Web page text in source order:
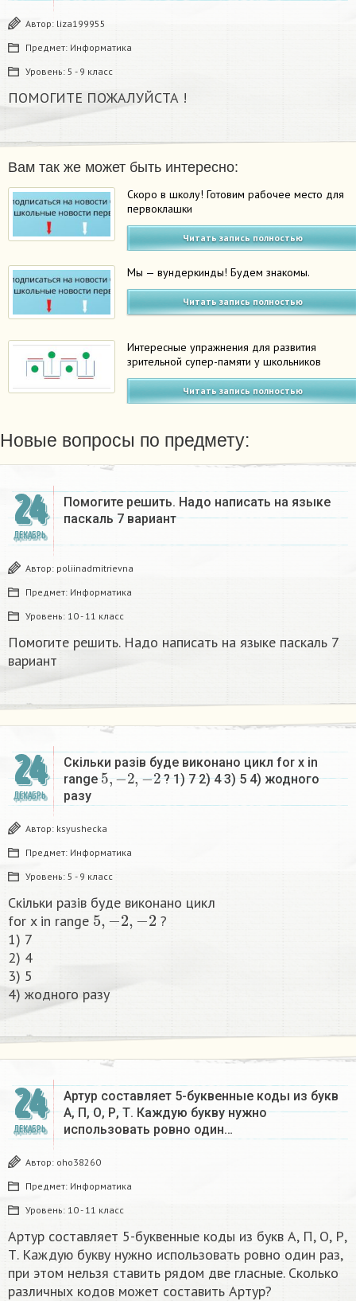
Автор: liza199955
Предмет: Информатика
Уровень: 5 - 9 класс
ПОМОГИТЕ ПОЖАЛУЙСТА !​
Вам так же может быть интересно:
Скоро в школу! Готовим рабочее место для
первоклашки
Читать запись полностью
Мы — вундеркинды! Будем знакомы.
Читать запись полностью
Интересные упражнения для развития
зрительной супер-памяти у школьников
Читать запись полностью
Новые вопросы по предмету:
24
ДЕКАБРЬ
Помогите решить. Надо написать на языке
паскаль 7 вариант
Автор: poliinadmitrievna
Предмет: Информатика
Уровень: 10 - 11 класс
Помогите решить. Надо написать на языке паскаль 7
вариант
24
ДЕКАБРЬ
Скільки разів буде виконано цикл for x in
range
5, −2,−2
? 1) 7 2) 4 3) 5 4) жодного
разу​
Автор: ksyushecka
Предмет: Информатика
Уровень: 5 - 9 класс
Скільки разів буде виконано цикл
for x in range
5,−2,−2
?
1) 7
2) 4
3) 5
4) жодного разу​
24
ДЕКАБРЬ
Артур составляет 5-буквенные коды из букв
А, П, О, Р, Т. Каждую букву нужно
использовать ровно один…
Автор: oho38260
Предмет: Информатика
Уровень: 10 - 11 класс
Артур составляет 5-буквенные коды из букв А, П, О, Р,
Т. Каждую букву нужно использовать ровно один раз,
при этом нельзя ставить рядом две гласные. Сколько
различных кодов может составить Артур?